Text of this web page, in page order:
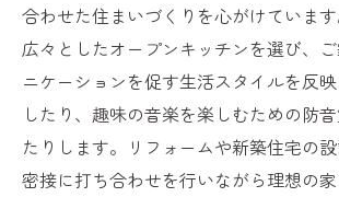
合わせた住まいづくりを心がけています
広々としたオープンキッチンを選び、
ニケーションを促す生活スタイルを反
したり、趣味の音楽を楽しむための防
たりします。リフォームや新築住宅の
密接に打ち合わせを行いながら理想の